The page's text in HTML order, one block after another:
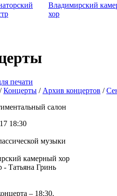
Владимирский
хор
печати
/Концерты / Архив концертов /
салон
18:30
музыки
камерный хор
Татьяна Гринь
– 18:30.